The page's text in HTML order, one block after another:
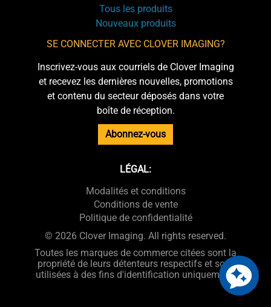
Tous les produits
Nouveaux produits
SE CONNECTER AVEC CLOVER IMAGING?
Inscrivez-vous aux courriels de Clover Imaging
et recevez les dernières nouvelles, promotions
et contenu du secteur déposés dans votre
boîte de réception.
Abonnez-vous
LÉGAL:
Modalités et conditions
Conditions de vente
Politique de confidentialité
© 2026 Clover Imaging. All rights reserved.
Toutes les marques de commerce citées sont la
propriété de leurs détenteurs respectifs et sont
utilisées à des fins d'identification uniquement.